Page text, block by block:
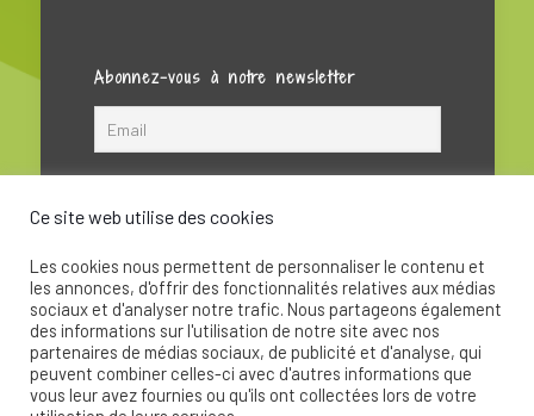
Abonnez-vous à notre newsletter
© 2020 - La Soupape Association - Création par
Ce site web utilise des cookies
Les cookies nous permettent de personnaliser le contenu et
les annonces, d'offrir des fonctionnalités relatives aux médias
sociaux et d'analyser notre trafic. Nous partageons également
des informations sur l'utilisation de notre site avec nos
partenaires de médias sociaux, de publicité et d'analyse, qui
peuvent combiner celles-ci avec d'autres informations que
vous leur avez fournies ou qu'ils ont collectées lors de votre